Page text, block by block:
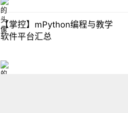
【掌控】mPython编程与教学
软件平台汇总